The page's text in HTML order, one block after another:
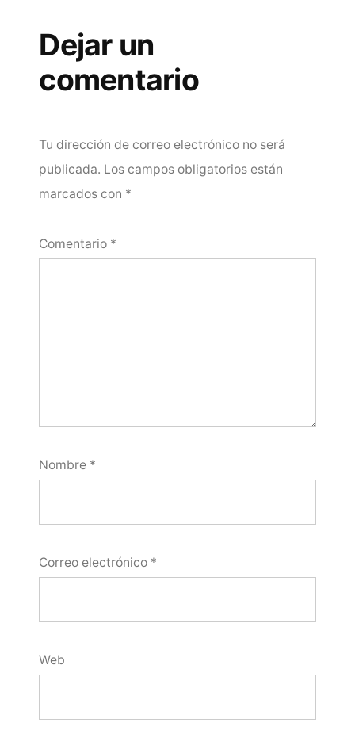
Dejar un
comentario
Tu dirección de correo electrónico no será
publicada. Los campos obligatorios están
marcados con *
Comentario *
Nombre *
Correo electrónico *
Web